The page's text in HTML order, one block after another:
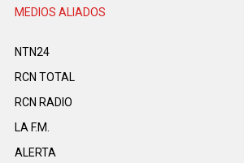
MEDIOS ALIADOS
NTN24
RCN TOTAL
RCN RADIO
LA F.M.
ALERTA